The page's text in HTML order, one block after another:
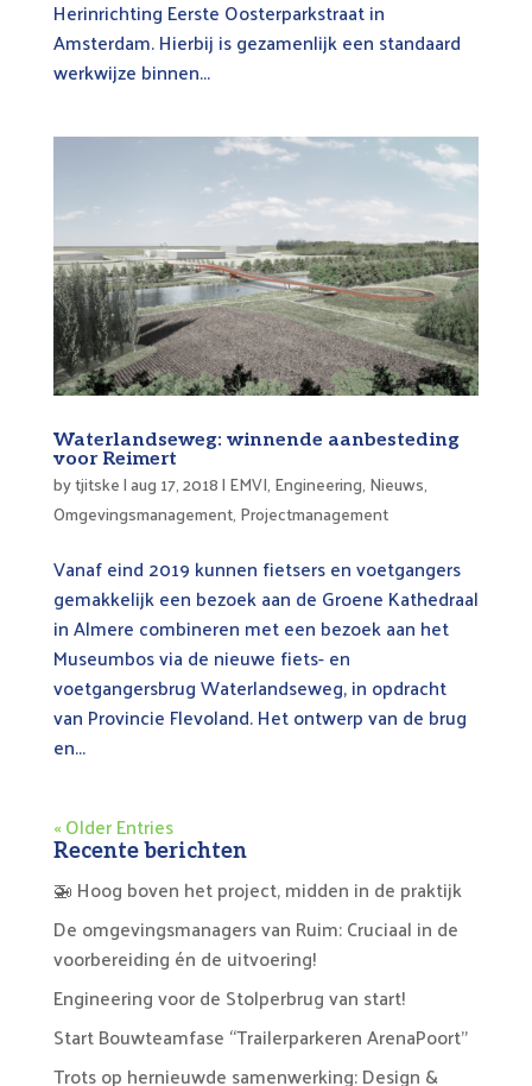
Herinrichting Eerste Oosterparkstraat in
Amsterdam. Hierbij is gezamenlijk een standaard
werkwijze binnen...
Waterlandseweg: winnende aanbesteding
voor Reimert
bytjitske|aug 17, 2018| EMVI, Engineering, Nieuws,
Omgevingsmanagement, Projectmanagement
Vanaf eind 2019 kunnen fietsers en voetgangers
gemakkelijk een bezoek aan de Groene Kathedraal
in Almere combineren met een bezoek aan het
Museumbos via de nieuwe fiets- en
voetgangersbrug Waterlandseweg, in opdracht
van Provincie Flevoland. Het ontwerp van de brug
en...
« Older Entries
Recente berichten
🚁 Hoog boven het project, midden in de praktijk
De omgevingsmanagers van Ruim: Cruciaal in de
voorbereiding én de uitvoering!
Engineering voor de Stolperbrug van start!
Start Bouwteamfase “Trailerparkeren ArenaPoort”
Trots op hernieuwde samenwerking: Design &